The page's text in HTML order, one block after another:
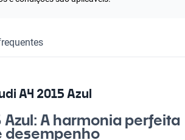
A4 2015 Azul
Azul: A harmonia perfeita
desempenho